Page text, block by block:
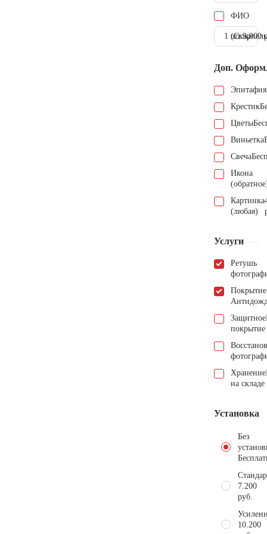
ФИО
1 шт.9.000
Доп.
Эпитафия
Крестик
Цветы
Виньетка
Свеча
Икона
Картинка
(любая)
Услуги
Ретушь
Покрытие
Защитное
покрытие
Хранение
на складе
Установка
Без
7.200
руб.
10.200